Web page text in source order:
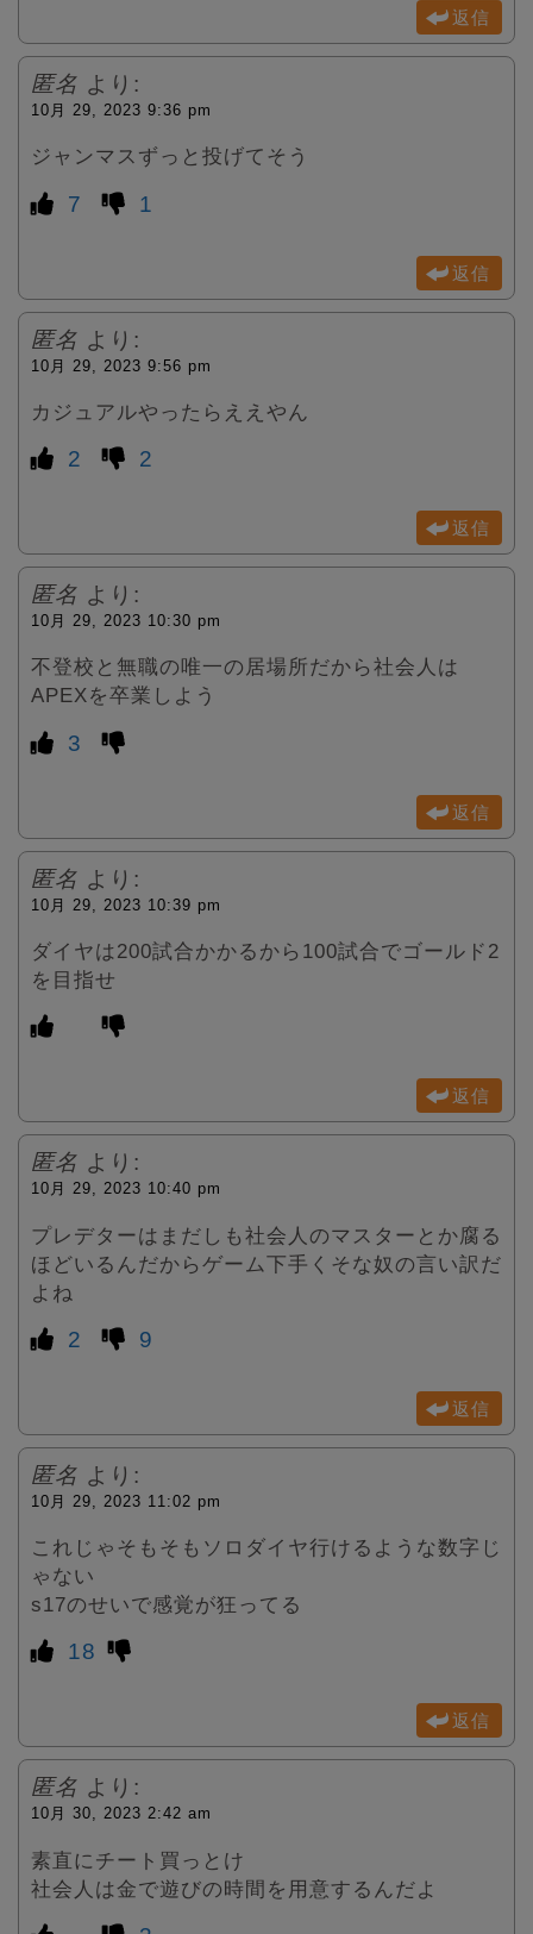
返信
匿名 より:
10月 29, 2023 9:36 pm
ジャンマスずっと投げてそう
7 1
返信
匿名 より:
10月 29, 2023 9:56 pm
カジュアルやったらええやん
2 2
返信
匿名 より:
10月 29, 2023 10:30 pm
不登校と無職の唯一の居場所だから社会人は
APEXを卒業しよう
3
返信
匿名 より:
10月 29, 2023 10:39 pm
ダイヤは200試合かかるから100試合でゴールド2
を目指せ
返信
匿名 より:
10月 29, 2023 10:40 pm
プレデターはまだしも社会人のマスターとか腐る
ほどいるんだからゲーム下手くそな奴の言い訳だ
よね
2 9
返信
匿名 より:
10月 29, 2023 11:02 pm
これじゃそもそもソロダイヤ行けるような数字じ
ゃない
s17のせいで感覚が狂ってる
18
返信
匿名 より:
10月 30, 2023 2:42 am
素直にチート買っとけ
社会人は金で遊びの時間を用意するんだよ